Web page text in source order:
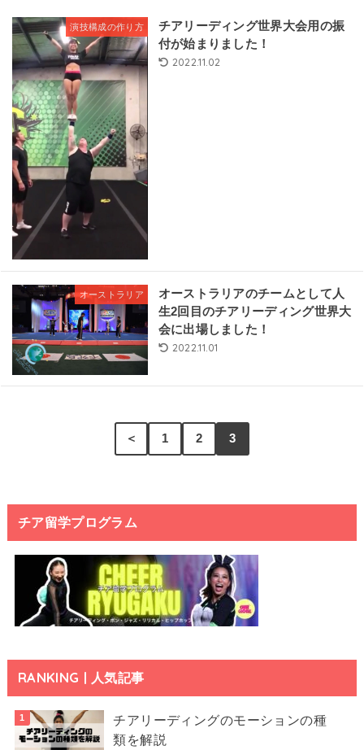
演技構成の作り方
チアリーディング世界大会用の振
付が始まりました！
2022.11.02
オーストラリア
オーストラリアのチームとして人
生2回目のチアリーディング世界大
会に出場しました！
2022.11.01
＜ 1 2 3
チア留学プログラム
RANKING | 人気記事
チアリーディングのモーションの種
類を解説